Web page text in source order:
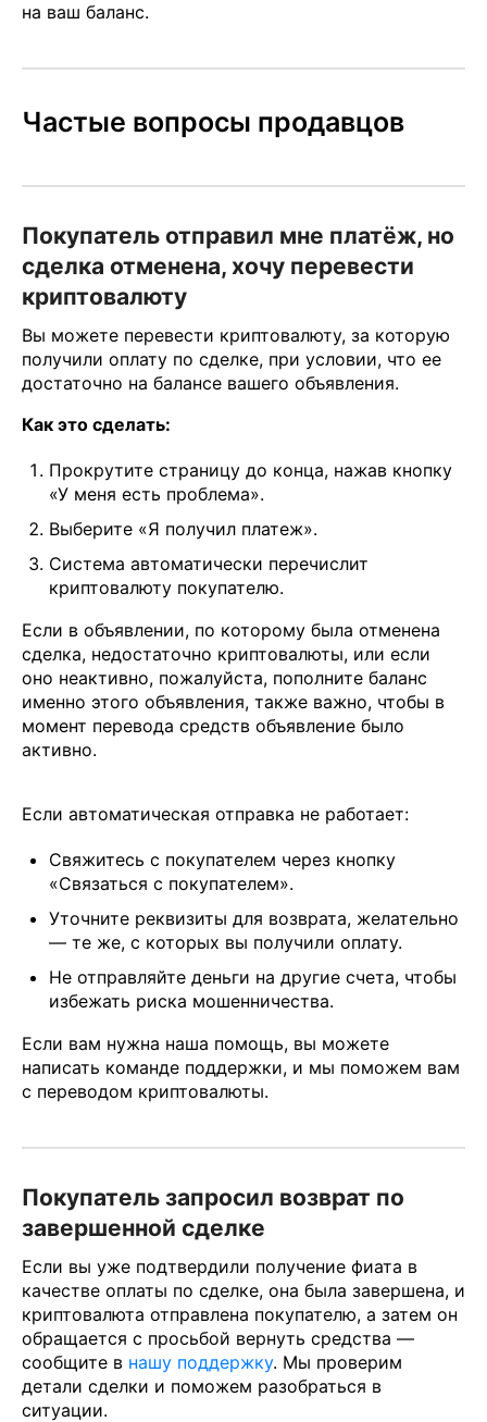
на ваш баланс.
Частые вопросы продавцов
Покупатель отправил мне платёж, но
сделка отменена, хочу перевести
криптовалюту
Вы можете перевести криптовалюту, за которую
получили оплату по сделке, при условии, что ее
достаточно на балансе вашего объявления.
Как это сделать:
Прокрутите страницу до конца, нажав кнопку
«У меня есть проблема».
Выберите «Я получил платеж».
Система автоматически перечислит
криптовалюту покупателю.
Если в объявлении, по которому была отменена
сделка, недостаточно криптовалюты, или если
оно неактивно, пожалуйста, пополните баланс
именно этого объявления, также важно, чтобы в
момент перевода средств объявление было
активно.
Если автоматическая отправка не работает:
Свяжитесь с покупателем через кнопку
«Связаться с покупателем».
Уточните реквизиты для возврата, желательно
— те же, с которых вы получили оплату.
Не отправляйте деньги на другие счета, чтобы
избежать риска мошенничества.
Если вам нужна наша помощь, вы можете
написать команде поддержки, и мы поможем вам
с переводом криптовалюты.
Покупатель запросил возврат по
завершенной сделке
Если вы уже подтвердили получение фиата в
качестве оплаты по сделке, она была завершена, и
криптовалюта отправлена покупателю, а затем он
обращается с просьбой вернуть средства —
сообщите в нашу поддержку. Мы проверим
детали сделки и поможем разобраться в
ситуации.